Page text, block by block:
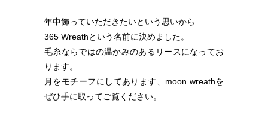
年中飾っていただきたいという思いから
365 Wreathという名前に決めました。
毛糸ならではの温かみのあるリースになってお
ります。
月をモチーフにしてあります、moon wreathを
ぜひ手に取ってご覧ください。